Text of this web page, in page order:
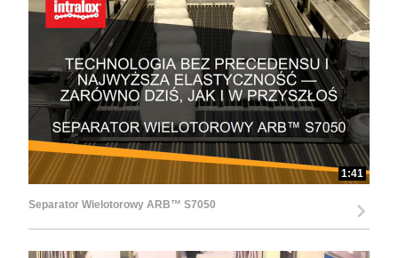
d
e
o
1:41
Separator Wielotorowy ARB™ S7050